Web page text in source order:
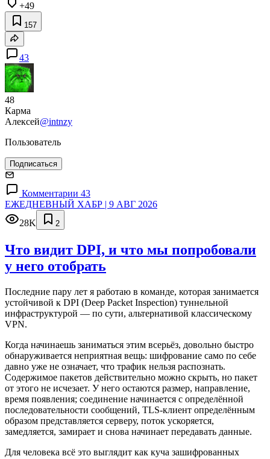
+49
157
43
48
Карма
Алексей@intnzy
Пользователь
Подписаться
Комментарии 43
ЕЖЕДНЕВНЫЙ ХАБР | 9 АВГ 2026
28K
2
Что видит DPI, и что мы попробовали
у него отобрать
Последние пару лет я работаю в команде, которая занимается
устойчивой к DPI (Deep Packet Inspection) туннельной
инфраструктурой — по сути, альтернативой классическому
VPN.
Когда начинаешь заниматься этим всерьёз, довольно быстро
обнаруживается неприятная вещь: шифрование само по себе
давно уже не означает, что трафик нельзя распознать.
Содержимое пакетов действительно можно скрыть, но пакет
от этого не исчезает. У него остаются размер, направление,
время появления; соединение начинается с определённой
последовательности сообщений, TLS-клиент определённым
образом представляется серверу, поток ускоряется,
замедляется, замирает и снова начинает передавать данные.
Для человека всё это выглядит как куча зашифрованных